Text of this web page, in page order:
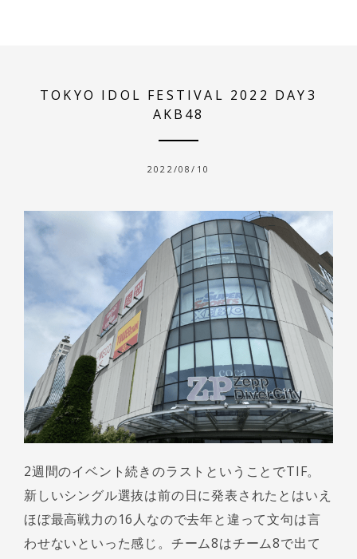
TOKYO IDOL FESTIVAL 2022 DAY3
AKB48
2022/08/10
2週間のイベント続きのラストということでTIF。
新しいシングル選抜は前の日に発表されたとはいえ
ほぼ最高戦力の16人なので去年と違って文句は言
わせないといった感じ。チーム8はチーム8で出て